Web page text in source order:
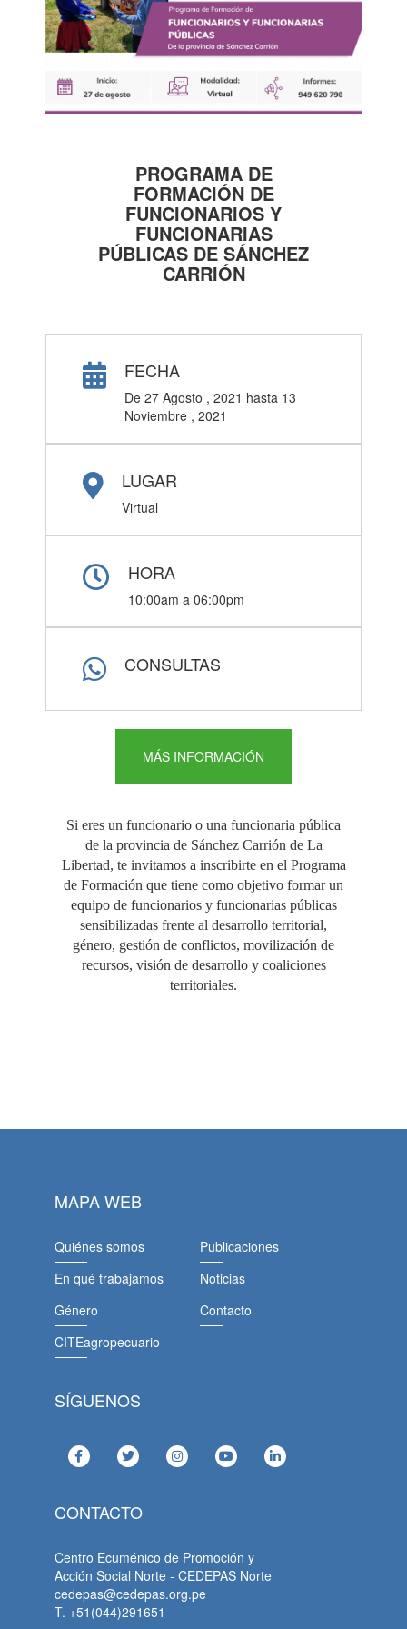
PROGRAMA DE
FORMACIÓN DE
FUNCIONARIOS Y
FUNCIONARIAS
PÚBLICAS DE SÁNCHEZ
CARRIÓN
FECHA
De 27 Agosto , 2021 hasta 13
Noviembre , 2021
LUGAR
Virtual
HORA
10:00am a 06:00pm
CONSULTAS
MÁS INFORMACIÓN
Si eres un funcionario o una funcionaria pública
de la provincia de Sánchez Carrión de La
Libertad, te invitamos a inscribirte en el Programa
de Formación que tiene como objetivo formar un
equipo de funcionarios y funcionarias públicas
sensibilizadas frente al desarrollo territorial,
género, gestión de conflictos, movilización de
recursos, visión de desarrollo y coaliciones
territoriales.
MAPA WEB
Quiénes somos
En qué trabajamos
Género
CITEagropecuario
Publicaciones
Noticias
Contacto
SÍGUENOS
CONTACTO
Centro Ecuménico de Promoción y
Acción Social Norte - CEDEPAS Norte
cedepas@cedepas.org.pe
T. +51(044)291651